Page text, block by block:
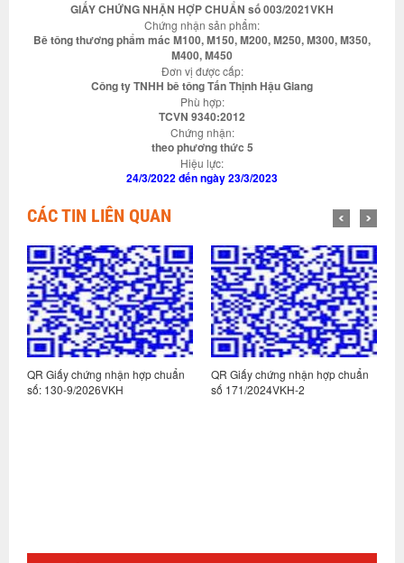
GIẤY CHỨNG NHẬN HỢP CHUẨN số 003/2021VKH
Chứng nhận sản phẩm:
Bê tông thương phẩm mác M100, M150, M200, M250, M300, M350,
M400, M450
Đơn vị được cấp:
Công ty TNHH bê tông Tấn Thịnh Hậu Giang
Phù hợp:
TCVN 9340:2012
Chứng nhận:
theo phương thức 5
Hiệu lực:
24/3/2022 đến ngày 23/3/2023
CÁC TIN LIÊN QUAN
QR Giấy chứng nhận hợp chuẩn
số: 130-9/2026VKH
QR Giấy chứng nhận hợp chuẩn
số 171/2024VKH-2